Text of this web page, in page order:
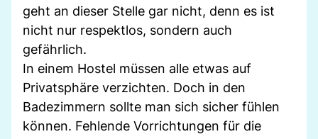
geht an dieser Stelle gar nicht, denn es ist
nicht nur respektlos, sondern auch
gefährlich.
In einem Hostel müssen alle etwas auf
Privatsphäre verzichten. Doch in den
Badezimmern sollte man sich sicher fühlen
können. Fehlende Vorrichtungen für die